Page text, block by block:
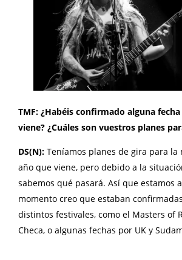
TMF: ¿Habéis confirmado alguna
viene? ¿Cuáles son vuestros planes
DS(N): Teníamos planes de gira para la
año que viene, pero debido a la
sabemos qué pasará. Así que estamos
momento creo que estaban
distintos festivales, como el Masters of
Checa, o algunas fechas por UK y